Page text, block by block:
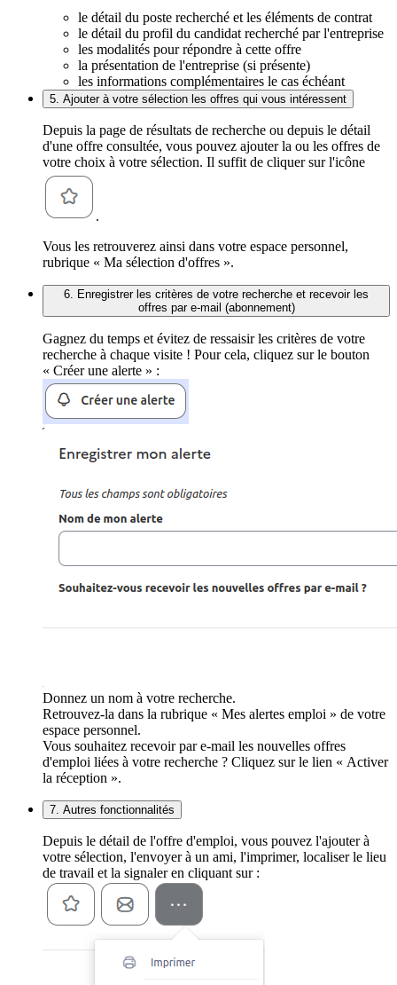
le détail du poste recherché et les éléments de contrat
le détail du profil du candidat recherché par l'entreprise
les modalités pour répondre à cette offre
la présentation de l'entreprise (si présente)
les informations complémentaires le cas échéant
5. Ajouter à votre sélection les offres qui vous intéressent
Depuis la page de résultats de recherche ou depuis le détail
d'une offre consultée, vous pouvez ajouter la ou les offres de
votre choix à votre sélection. Il suffit de cliquer sur l'icône
.
Vous les retrouverez ainsi dans votre espace personnel,
rubrique « Ma sélection d'offres ».
6. Enregistrer les critères de votre recherche et recevoir les
offres par e-mail (abonnement)
Gagnez du temps et évitez de ressaisir les critères de votre
recherche à chaque visite ! Pour cela, cliquez sur le bouton
« Créer une alerte » :
Donnez un nom à votre recherche.
Retrouvez-la dans la rubrique « Mes alertes emploi » de votre
espace personnel.
Vous souhaitez recevoir par e-mail les nouvelles offres
d'emploi liées à votre recherche ? Cliquez sur le lien « Activer
la réception ».
7. Autres fonctionnalités
Depuis le détail de l'offre d'emploi, vous pouvez l'ajouter à
votre sélection, l'envoyer à un ami, l'imprimer, localiser le lieu
de travail et la signaler en cliquant sur :